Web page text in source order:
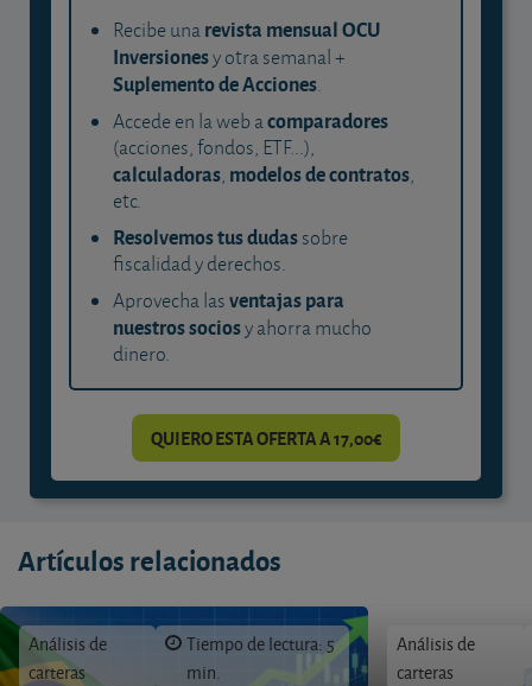
Recibe unarevista mensual OCU
Inversionesy otra semanal +
Suplemento de Acciones.
Accede en la web acomparadores
(acciones, fondos, ETF...),
calculadoras, modelos de contratos,
etc.
Resolvemos tus dudassobre
fiscalidad y derechos.
Aprovecha lasventajas para
nuestros sociosy ahorra mucho
dinero.
QUIERO ESTA OFERTA A 17,00€
Artículos relacionados
Análisis de
carteras
Tiempo de lectura: 5
min.
Análisis de
carteras